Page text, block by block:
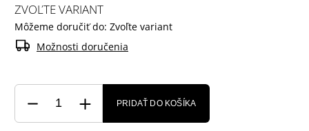
ZVOĽTE VARIANT
Môžeme doručiť do: Zvoľte variant
Možnosti doručenia
PRIDAŤ DO KOŠÍKA